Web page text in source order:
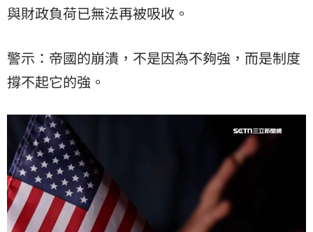
與財政負荷已無法再被吸收。
警示：帝國的崩潰，不是因為不夠強，而是制度
撐不起它的強。